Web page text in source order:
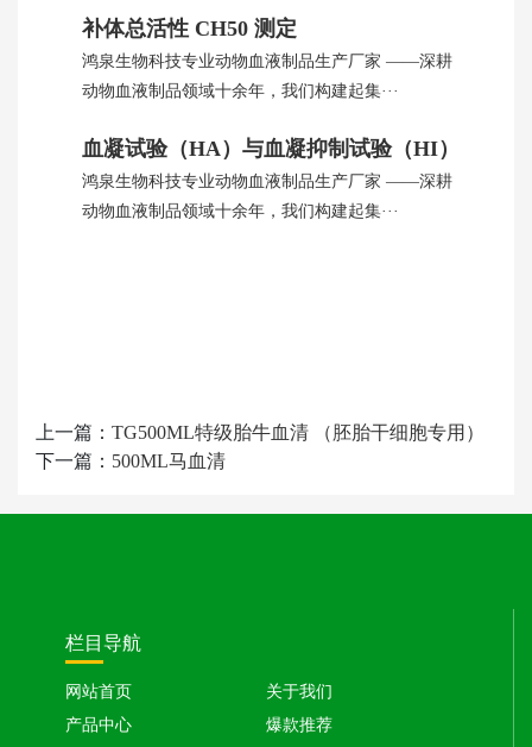
补体总活性 CH50 测定
鸿泉生物科技专业动物血液制品生产厂家 ——深耕
动物血液制品领域十余年，我们构建起集···
血凝试验（HA）与血凝抑制试验（HI）
鸿泉生物科技专业动物血液制品生产厂家 ——深耕
动物血液制品领域十余年，我们构建起集···
上一篇： TG500ML特级胎牛血清 （胚胎干细胞专用）
下一篇： 500ML马血清
栏目导航
网站首页
关于我们
产品中心
爆款推荐